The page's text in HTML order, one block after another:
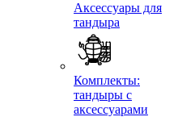
Аксессуары для
тандыра
Комплекты:
тандыры с
аксессуарами